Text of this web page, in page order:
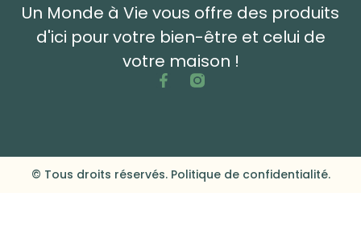
Un Monde à Vie vous offre des produits
d'ici pour votre bien-être et celui de
votre maison !
© Tous droits réservés. Politique de confidentialité.